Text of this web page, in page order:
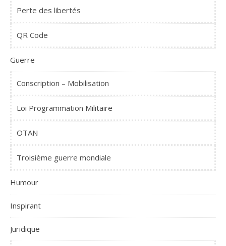
Perte des libertés
QR Code
Guerre
Conscription – Mobilisation
Loi Programmation Militaire
OTAN
Troisième guerre mondiale
Humour
Inspirant
Juridique